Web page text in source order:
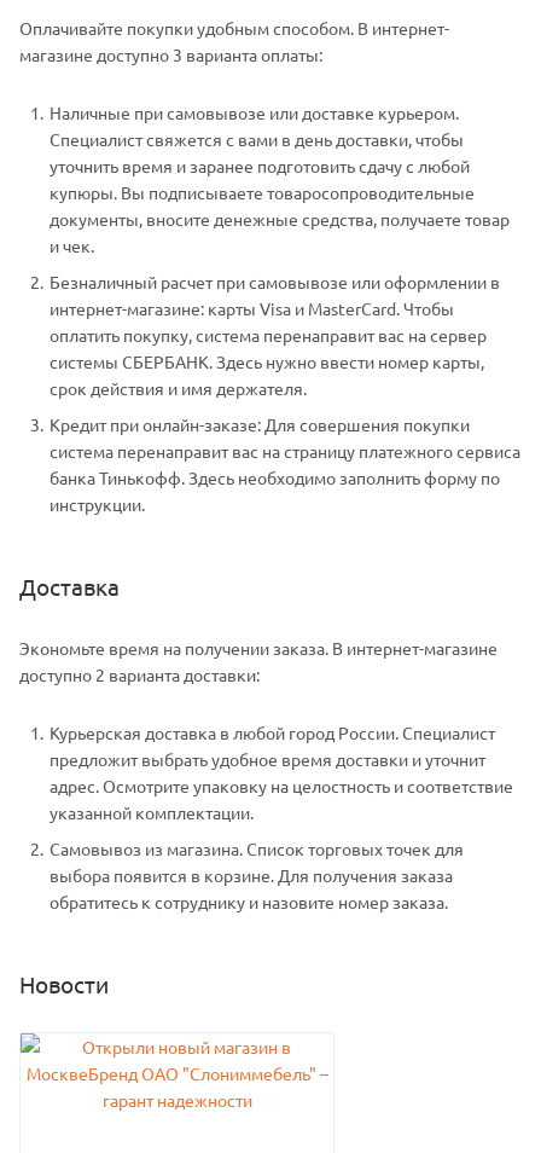
Оплачивайте покупки удобным способом. В интернет-
магазине доступно 3 варианта оплаты:
Наличные при самовывозе или доставке курьером.
Специалист свяжется с вами в день доставки, чтобы
уточнить время и заранее подготовить сдачу с любой
купюры. Вы подписываете товаросопроводительные
документы, вносите денежные средства, получаете товар
и чек.
Безналичный расчет при самовывозе или оформлении в
интернет-магазине: карты Visa и MasterCard. Чтобы
оплатить покупку, система перенаправит вас на сервер
системы СБЕРБАНК. Здесь нужно ввести номер карты,
срок действия и имя держателя.
Кредит при онлайн-заказе: Для совершения покупки
система перенаправит вас на страницу платежного сервиса
банка Тинькофф. Здесь необходимо заполнить форму по
инструкции.
Доставка
Экономьте время на получении заказа. В интернет-магазине
доступно 2 варианта доставки:
Курьерская доставка в любой город России. Специалист
предложит выбрать удобное время доставки и уточнит
адрес. Осмотрите упаковку на целостность и соответствие
указанной комплектации.
Самовывоз из магазина. Список торговых точек для
выбора появится в корзине. Для получения заказа
обратитесь к сотруднику и назовите номер заказа.
Новости